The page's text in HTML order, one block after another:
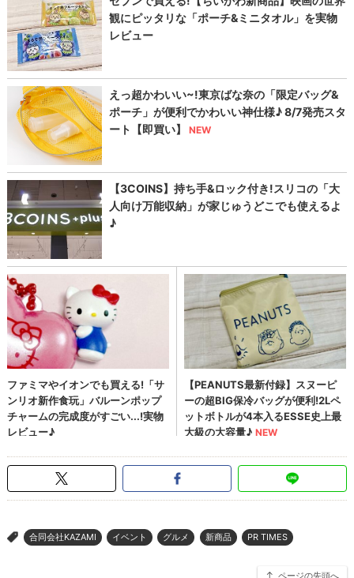
> 合同会社KAZAMI イベント グルメ 新商品 PR TIMES
ページの先頭へ